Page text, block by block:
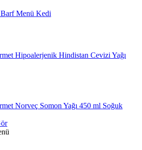
Menü Kedi
Hipoalerjenik Hindistan Cevizi Yağı
Norveç Somon Yağı 450 ml Soğuk